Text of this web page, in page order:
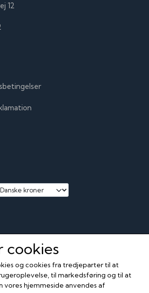
12
cookies
og cookies fra tredjeparter til at
til markedsføring og til at
vores hjemmeside anvendes af